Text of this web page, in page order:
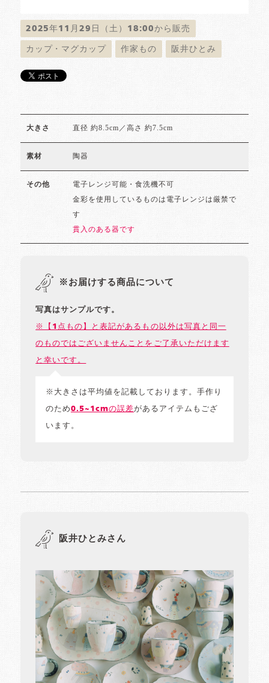
2025年11月29日（土）18:00から販売
カップ・マグカップ 作家もの 阪井ひとみ
大きさ 直径 約8.5cm／高さ 約7.5cm
素材 陶器
その他 電子レンジ可能・食洗機不可
金彩を使用しているものは電子レンジは厳禁で
す
貫入のある器です
※お届けする商品について
写真はサンプルです。
※【1点もの】と表記があるもの以外は写真と同一
のものではございませんことをご了承いただけます
と幸いです。
※大きさは平均値を記載しております。手作り
のため0.5~1cmの誤差があるアイテムもござ
います。
阪井ひとみさん